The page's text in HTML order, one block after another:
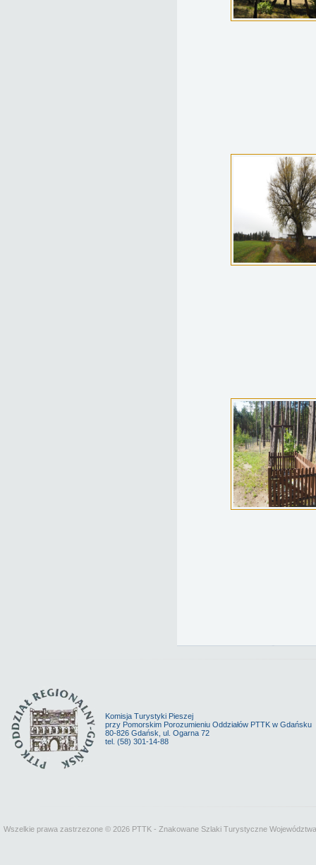
Komisja Turystyki Pieszej
przy Pomorskim Porozumieniu Oddziałów PTTK w Gdańsku
80-826 Gdańsk, ul. Ogarna 72
tel. (58) 301-14-88
Wszelkie prawa zastrzezone © 2026 PTTK - Znakowane Szlaki Turystyczne